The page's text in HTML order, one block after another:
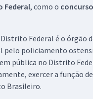
Federal, como o concurso
Federal é o órgão
pelo policiamento
pública no Distrito
exercer a função
Brasileiro.